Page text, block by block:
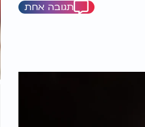
תגובה אחת